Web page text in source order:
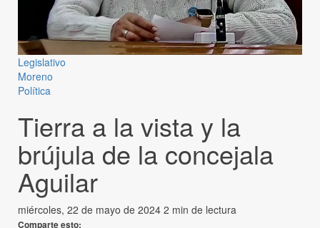
Legislativo
Moreno
Política
Tierra a la vista y la
brújula de la concejala
Aguilar
miércoles, 22 de mayo de 2024 2 min de lectura
Comparte esto: